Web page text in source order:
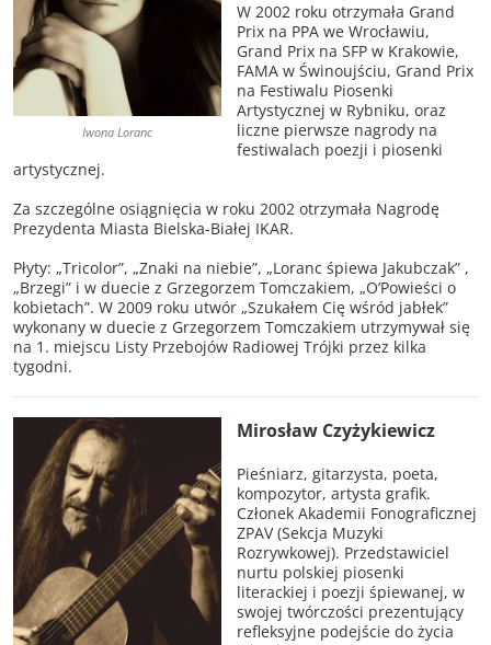
Iwona Loranc
W 2002 roku otrzymała Grand
Prix na PPA we Wrocławiu,
Grand Prix na SFP w Krakowie,
FAMA w Świnoujściu, Grand Prix
na Festiwalu Piosenki
Artystycznej w Rybniku, oraz
liczne pierwsze nagrody na
festiwalach poezji i piosenki
artystycznej.
Za szczególne osiągnięcia w roku 2002 otrzymała Nagrodę
Prezydenta Miasta Bielska-Białej IKAR.
Płyty: „Tricolor”, „Znaki na niebie”, „Loranc śpiewa Jakubczak” ,
„Brzegi” i w duecie z Grzegorzem Tomczakiem, „O’Powieści o
kobietach”. W 2009 roku utwór „Szukałem Cię wśród jabłek”
wykonany w duecie z Grzegorzem Tomczakiem utrzymywał się
na 1. miejscu Listy Przebojów Radiowej Trójki przez kilka
tygodni.
Mirosław Czyżykiewicz
Pieśniarz, gitarzysta, poeta,
kompozytor, artysta grafik.
Członek Akademii Fonograficznej
ZPAV (Sekcja Muzyki
Rozrywkowej). Przedstawiciel
nurtu polskiej piosenki
literackiej i poezji śpiewanej, w
swojej twórczości prezentujący
refleksyjne podejście do życia